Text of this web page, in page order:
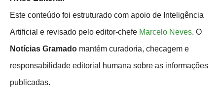
Este conteúdo foi estruturado com apoio de Inteligência
Artificial e revisado pelo editor-chefe Marcelo Neves. O
Notícias Gramado mantém curadoria, checagem e
responsabilidade editorial humana sobre as informações
publicadas.